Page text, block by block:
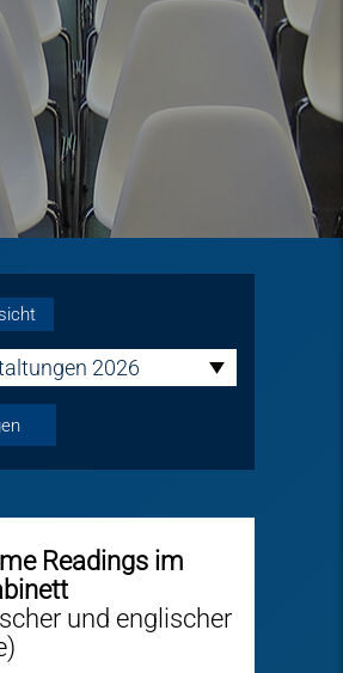
2026
Readings im
und englischer